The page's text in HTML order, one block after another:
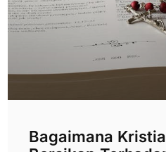
Bagaimana